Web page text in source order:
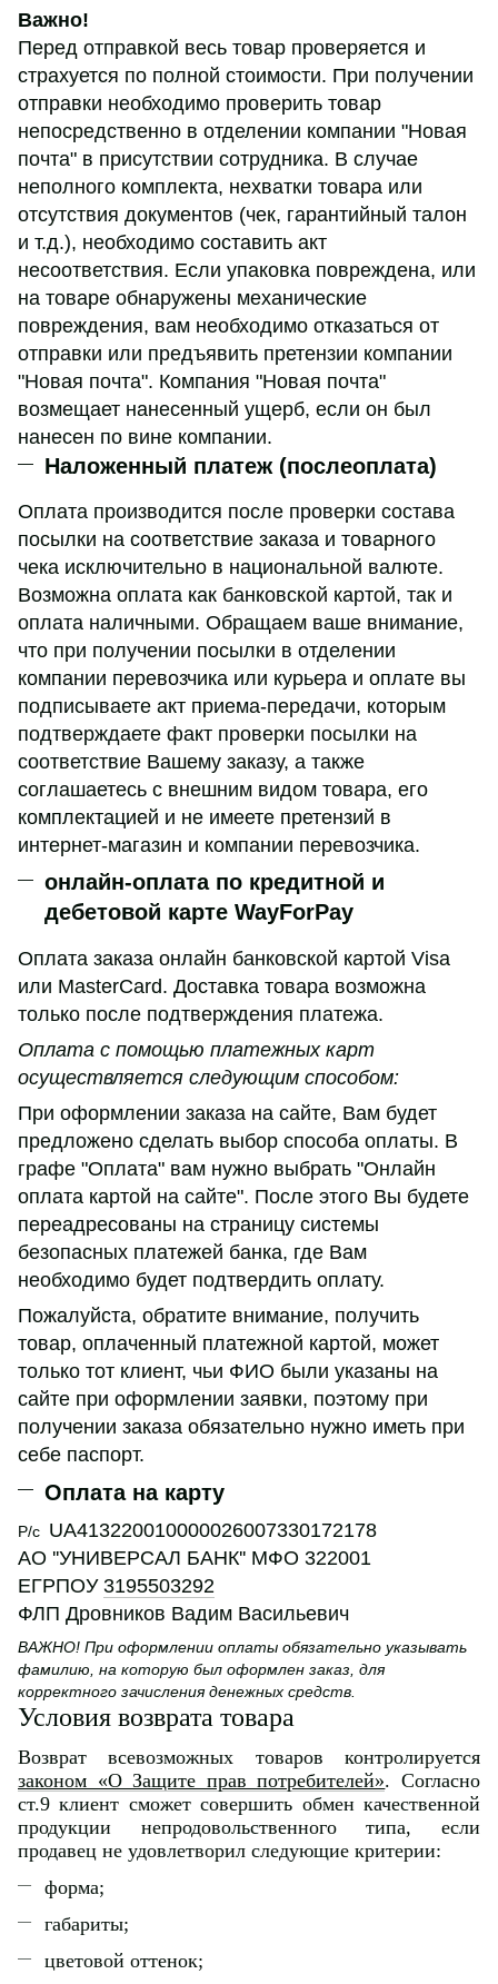
Важно!
Перед отправкой весь товар проверяется и
страхуется по полной стоимости. При получении
отправки необходимо проверить товар
непосредственно в отделении компании "Новая
почта" в присутствии сотрудника. В случае
неполного комплекта, нехватки товара или
отсутствия документов (чек, гарантийный талон
и т.д.), необходимо составить акт
несоответствия. Если упаковка повреждена, или
на товаре обнаружены механические
повреждения, вам необходимо отказаться от
отправки или предъявить претензии компании
"Новая почта". Компания "Новая почта"
возмещает нанесенный ущерб, если он был
нанесен по вине компании.
Наложенный платеж (послеоплата)
Оплата производится после проверки состава
посылки на соответствие заказа и товарного
чека исключительно в национальной валюте.
Возможна оплата как банковской картой, так и
оплата наличными. Обращаем ваше внимание,
что при получении посылки в отделении
компании перевозчика или курьера и оплате вы
подписываете акт приема-передачи, которым
подтверждаете факт проверки посылки на
соответствие Вашему заказу, а также
соглашаетесь с внешним видом товара, его
комплектацией и не имеете претензий в
интернет-магазин и компании перевозчика.
онлайн-оплата по кредитной и
дебетовой карте WayForPay
Оплата заказа онлайн банковской картой Visa
или MasterCard. Доставка товара возможна
только после подтверждения платежа.
Оплата с помощью платежных карт
осуществляется следующим способом:
При оформлении заказа на сайте, Вам будет
предложено сделать выбор способа оплаты. В
графе "Оплата" вам нужно выбрать "Онлайн
оплата картой на сайте". После этого Вы будете
переадресованы на страницу системы
безопасных платежей банка, где Вам
необходимо будет подтвердить оплату.
Пожалуйста, обратите внимание, получить
товар, оплаченный платежной картой, может
только тот клиент, чьи ФИО были указаны на
сайте при оформлении заявки, поэтому при
получении заказа обязательно нужно иметь при
себе паспорт.
Оплата на карту
Р/с UA413220010000026007330172178
АО ''УНИВЕРСАЛ БАНК'' МФО 322001
ЕГРПОУ 3195503292
ФЛП Дровников Вадим Васильевич
ВАЖНО! При оформлении оплаты обязательно указывать
фамилию, на которую был оформлен заказ, для
корректного зачисления денежных средств.
Условия возврата товара
Возврат всевозможных товаров контролируется
законом «О Защите прав потребителей». Согласно
ст.9 клиент сможет совершить обмен качественной
продукции непродовольственного типа, если
продавец не удовлетворил следующие критерии:
форма;
габариты;
цветовой оттенок;